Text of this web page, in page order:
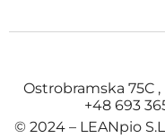
Ostrobramska 75C ,
+48 693
© 2024 – LEANpio